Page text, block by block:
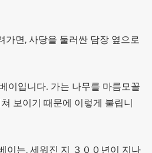
가면, 사당을 둘러싼 담장 옆으로
이입니다. 가는 나무를 마름모꼴
보이기 때문에 이렇게 불립니
이는, 세워진 지 ３００년이 지나